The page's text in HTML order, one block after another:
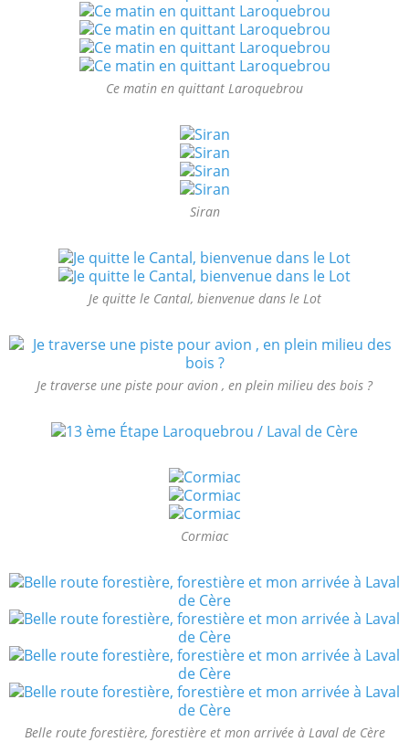
Ce matin en quittant Laroquebrou
Siran
Je quitte le Cantal, bienvenue dans le Lot
Je traverse une piste pour avion , en plein milieu des bois ?
Cormiac
Belle route forestière, forestière et mon arrivée à Laval de Cère